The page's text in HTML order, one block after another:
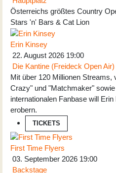
Österreichs größtes Country
Stars 'n' Bars & Cat Lion
Erin Kinsey
22. August 2026 19:00
Die Kantine (Freideck Open Air)
Mit über 120 Millionen Streams,
Crazy" und "Matchmaker"
internationalen Fanbase will
erobern.
TICKETS
First Time Flyers
03. September 2026 19:00
Backstage